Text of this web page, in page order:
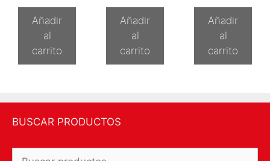
Añadir
al
carrito
Añadir
al
carrito
Añadir
al
carrito
BUSCAR PRODUCTOS